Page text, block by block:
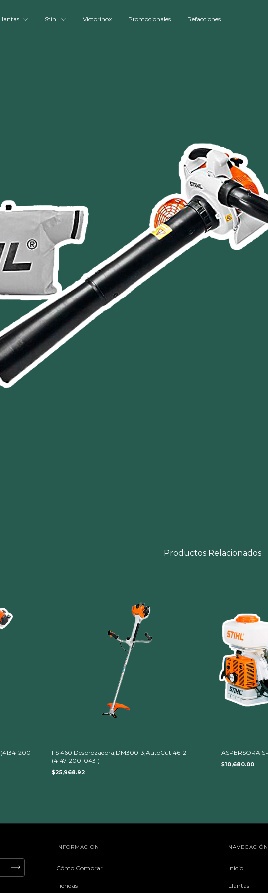
Stihl Victorinox Promocionales Refacciones
Productos Relacionados
200-
FS 460 Desbrozadora,DM300-3,AutoCut 46-2
(4147-200-0431)
$25,968.92
ASPERSORA
$10,680.00
INFORMACION
Cómo Comprar
Tiendas
NAVEGACIÓN
Inicio
Llantas